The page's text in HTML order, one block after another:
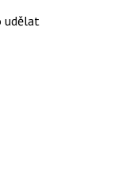
udělat